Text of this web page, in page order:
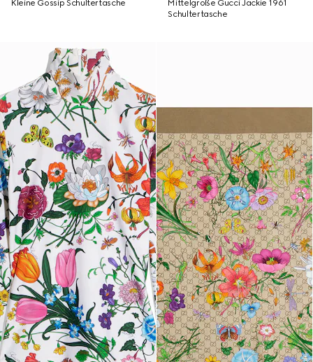
Kleine Gossip Schultertasche
Mittelgroße Gucci Jackie 1961
Schultertasche